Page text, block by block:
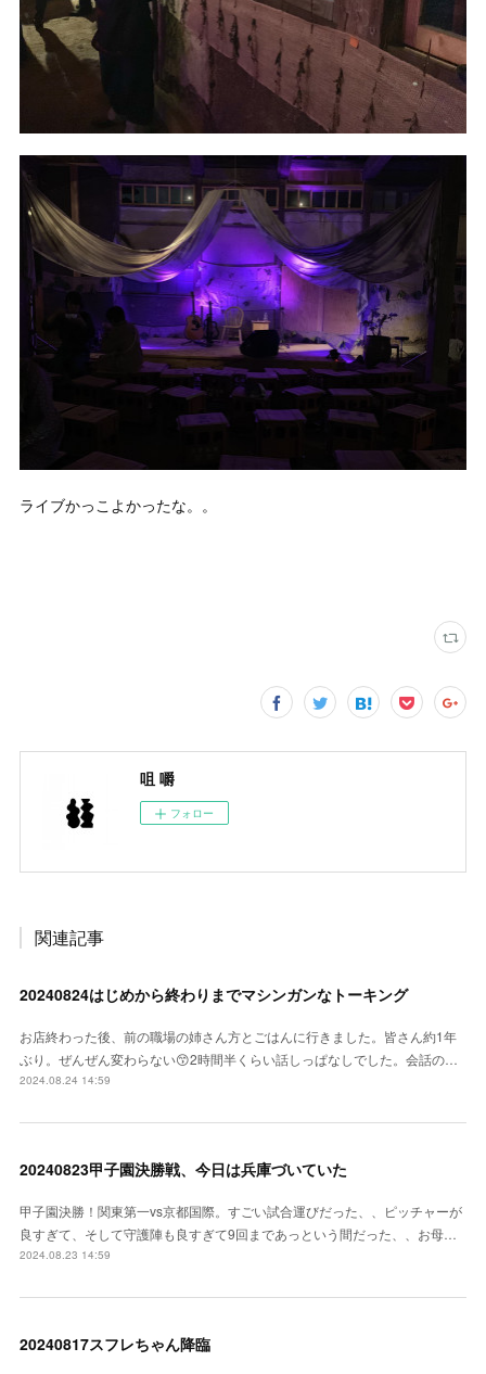
ライブかっこよかったな。。
咀 嚼
フォロー
関連記事
20240824はじめから終わりまでマシンガンなトーキング
お店終わった後、前の職場の姉さん方とごはんに行きました。皆さん約1年
ぶり。ぜんぜん変わらない😙2時間半くらい話しっぱなしでした。会話の…
2024.08.24 14:59
20240823甲子園決勝戦、今日は兵庫づいていた
甲子園決勝！関東第一vs京都国際。すごい試合運びだった、、ピッチャーが
良すぎて、そして守護陣も良すぎて9回まであっという間だった、、お母…
2024.08.23 14:59
20240817スフレちゃん降臨